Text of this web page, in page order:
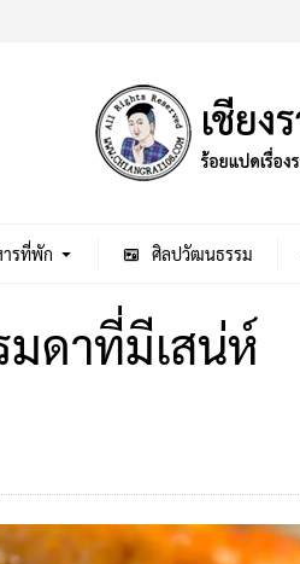
รที่พัก ศิลปวัฒนธรรม
มดาที่มีเสน่ห์